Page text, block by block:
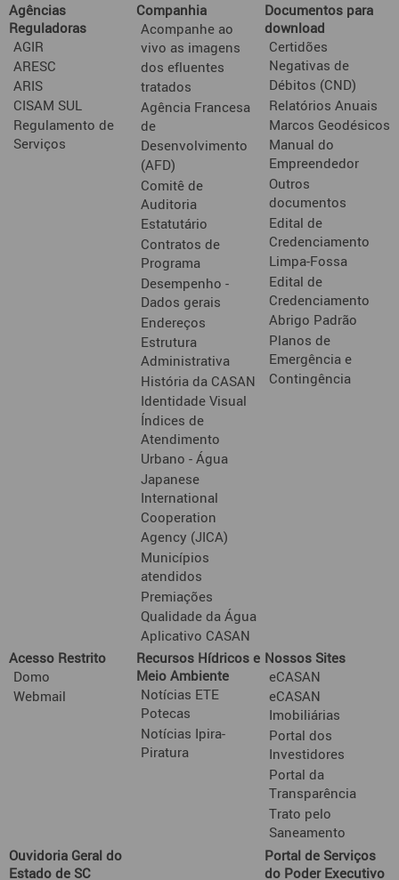
Agências
Reguladoras
AGIR
ARESC
ARIS
CISAM SUL
Regulamento de
Serviços
Companhia
Acompanhe ao
vivo as imagens
dos efluentes
tratados
Agência Francesa
de
Desenvolvimento
(AFD)
Comitê de
Auditoria
Estatutário
Contratos de
Programa
Desempenho -
Dados gerais
Endereços
Estrutura
Administrativa
História da CASAN
Identidade Visual
Índices de
Atendimento
Urbano - Água
Japanese
International
Cooperation
Agency (JICA)
Municípios
atendidos
Premiações
Qualidade da Água
Aplicativo CASAN
Documentos para
download
Certidões
Negativas de
Débitos (CND)
Relatórios Anuais
Marcos Geodésicos
Manual do
Empreendedor
Outros
documentos
Edital de
Credenciamento
Limpa-Fossa
Edital de
Credenciamento
Abrigo Padrão
Planos de
Emergência e
Contingência
Acesso Restrito
Domo
Webmail
Recursos Hídricos e
Meio Ambiente
Notícias ETE
Potecas
Notícias Ipira-
Piratura
Nossos Sites
eCASAN
eCASAN
Imobiliárias
Portal dos
Investidores
Portal da
Transparência
Trato pelo
Saneamento
Ouvidoria Geral do
Estado de SC
Portal de Serviços
do Poder Executivo